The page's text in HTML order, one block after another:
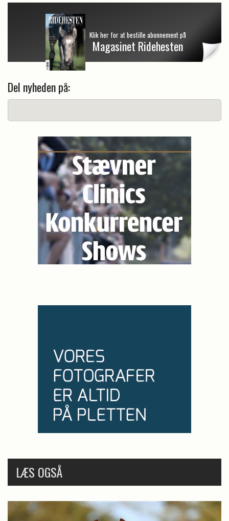
Klik her for at bestille abonnement på
Magasinet Ridehesten
Del nyheden på:
LÆS OGSÅ